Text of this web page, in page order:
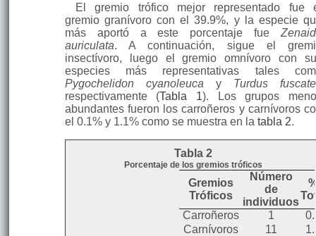
Colaptes rivolii
Carpintero
Dorsicarmesí
Insectívoro
1
Furnariidae
Synallaxis
azarae
Colaespina
de Azara
Insectívoro
7
Tyraniidae
Sayornis
nigricans
Febe
guardarríos
Insectívoro
16
Pyrocephalus
rubinus
Pájaro brujo Insectívoro
5
Cachudito
torito
Insectívoro
Elenia
crestiblanca
Insectívoro
2
Mosquerito
silbador
Insectívoro
El gremio trófico mejor representado fue
gremio granívoro con el 39.9%, y la especie
más aportó a este porcentaje fue
auriculata. A continuación, sigue el
insectívoro, luego el gremio omnívoro con
especies más representativas tales
Pygochelidon cyanoleuca y Turdus
respectivamente (Tabla 1). Los grupos
abundantes fueron los carroñeros y carnívoros
el 0.1% y 1.1% como se muestra en la tabla 2.
Tabla 2
Porcentaje de los gremios tróficos
Gremios
Tróficos
Número
de
individuos
Carroñeros
1
Carnívoros
11